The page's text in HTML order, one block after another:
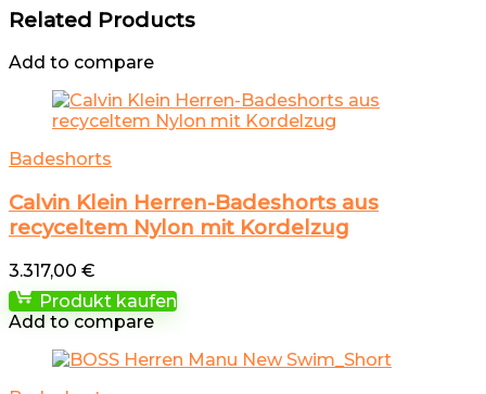
Related Products
Add to compare
Badeshorts
Calvin Klein Herren-Badeshorts aus
recyceltem Nylon mit Kordelzug
3.317,00 €
Produkt kaufen
Add to compare